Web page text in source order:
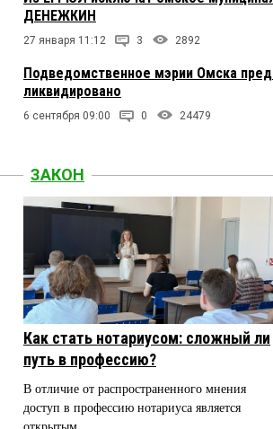
ДЕНЕЖКИН
27 января 11:12 3 2892
Подведомственное мэрии Омска
ликвидировано
6 сентября 09:00 0 24479
ЗАКОН
Как стать нотариусом: сложный ли
путь в профессию?
В отличие от распространенного мнения
доступ в профессию нотариуса является